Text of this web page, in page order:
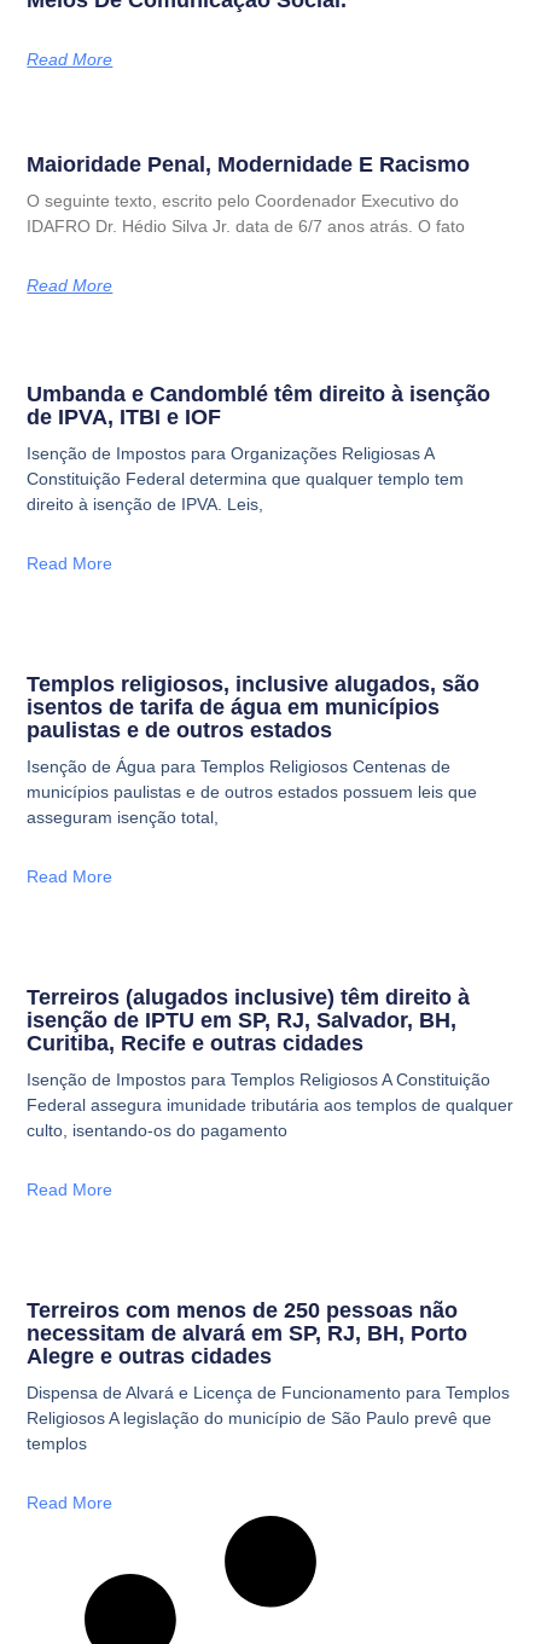
Read More
Maioridade Penal, Modernidade E Racismo
O seguinte texto, escrito pelo Coordenador Executivo do
IDAFRO Dr. Hédio Silva Jr. data de 6/7 anos atrás. O fato
Read More
Umbanda e Candomblé têm direito à isenção
de IPVA, ITBI e IOF
Isenção de Impostos para Organizações Religiosas A
Constituição Federal determina que qualquer templo tem
direito à isenção de IPVA. Leis,
Read More
Templos religiosos, inclusive alugados, são
isentos de tarifa de água em municípios
paulistas e de outros estados
Isenção de Água para Templos Religiosos Centenas de
municípios paulistas e de outros estados possuem leis que
asseguram isenção total,
Read More
Terreiros (alugados inclusive) têm direito à
isenção de IPTU em SP, RJ, Salvador, BH,
Curitiba, Recife e outras cidades
Isenção de Impostos para Templos Religiosos A Constituição
Federal assegura imunidade tributária aos templos de qualquer
culto, isentando-os do pagamento
Read More
Terreiros com menos de 250 pessoas não
necessitam de alvará em SP, RJ, BH, Porto
Alegre e outras cidades
Dispensa de Alvará e Licença de Funcionamento para Templos
Religiosos A legislação do município de São Paulo prevê que
templos
Read More